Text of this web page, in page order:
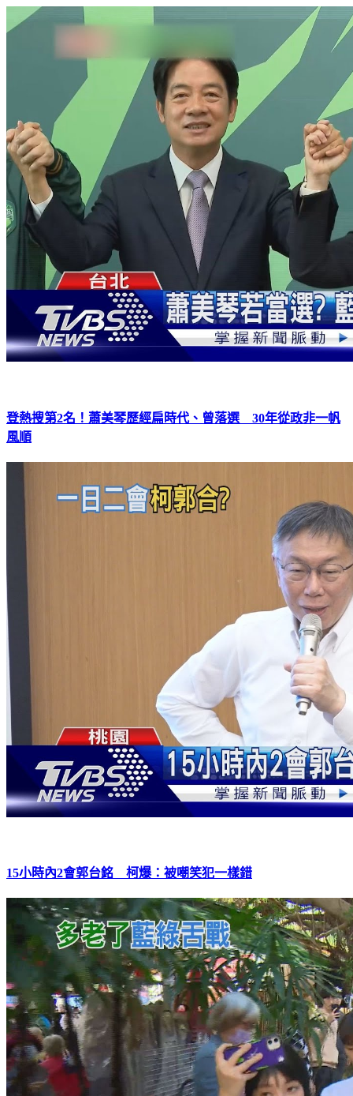
登熱搜第2名！蕭美琴歷經扁時代、曾落選 30年從政非一帆